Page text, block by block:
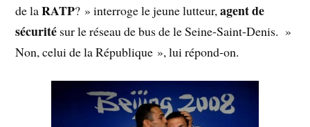
de laRATP? » interroge le jeune lutteur,agent de
sécurité sur le réseau de bus de le Seine-Saint-Denis. »
Non, celui de la République », lui répond-on.